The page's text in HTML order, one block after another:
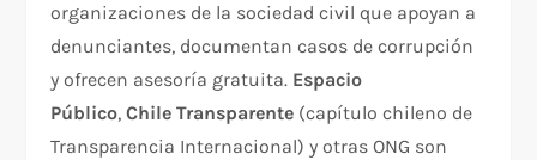
organizaciones de la sociedad civil que apoyan a
denunciantes, documentan casos de corrupción
y ofrecen asesoría gratuita. Espacio
Público,Chile Transparente (capítulo chileno de
Transparencia Internacional) y otras ONG son